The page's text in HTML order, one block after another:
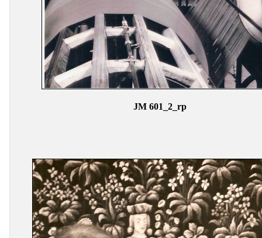
JM 601_2_rp